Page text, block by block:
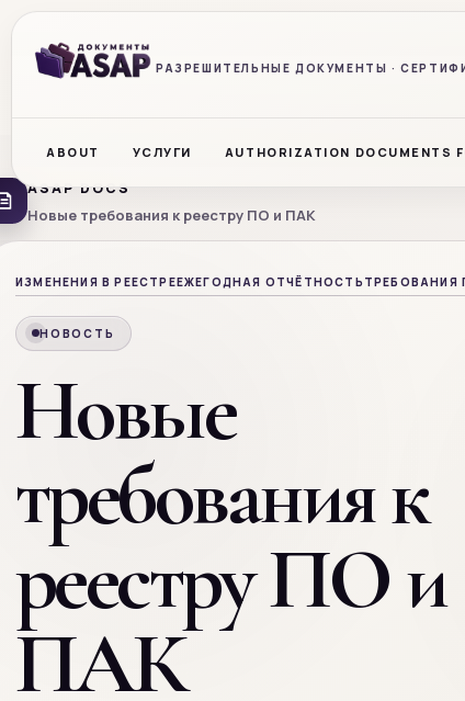
РАЗРЕШИТЕЛЬНЫЕ ДОКУМЕНТЫ ·
ABOUT УСЛУГИ AUTHORIZATION DOCUMENTS
ASAP DOCS
Новые требования к реестру ПО и ПАК
ИЗМЕНЕНИЯ В РЕЕСТРЕЕЖЕГОДНАЯ ОТЧЁТНОСТЬТРЕБОВАНИЯ
НОВОСТЬ
Новые
требования к
реестру ПО и
ПАК